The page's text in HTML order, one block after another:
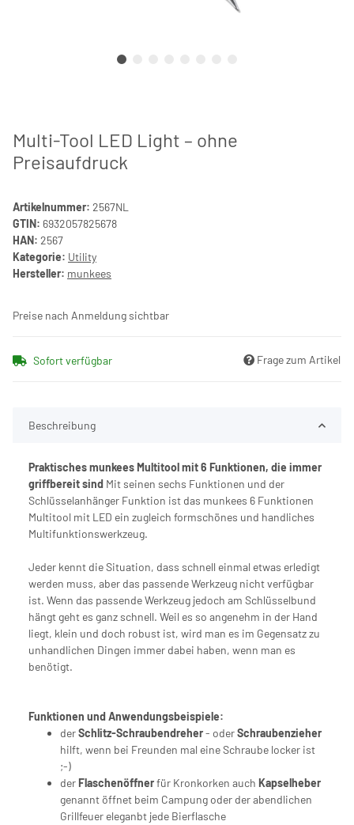
Multi-Tool LED Light – ohne
Preisaufdruck
Artikelnummer: 2567NL
GTIN: 6932057825678
HAN: 2567
Kategorie: Utility
Hersteller: munkees
Preise nach Anmeldung sichtbar
Sofort verfügbar Frage zum Artikel
Beschreibung
Praktisches munkees Multitool mit 6 Funktionen, die immer
griffbereit sind Mit seinen sechs Funktionen und der
Schlüsselanhänger Funktion ist das munkees 6 Funktionen
Multitool mit LED ein zugleich formschönes und handliches
Multifunktionswerkzeug.
Jeder kennt die Situation, dass schnell einmal etwas erledigt
werden muss, aber das passende Werkzeug nicht verfügbar
ist. Wenn das passende Werkzeug jedoch am Schlüsselbund
hängt geht es ganz schnell. Weil es so angenehm in der Hand
liegt, klein und doch robust ist, wird man es im Gegensatz zu
unhandlichen Dingen immer dabei haben, wenn man es
benötigt.
Funktionen und Anwendungsbeispiele:
derSchlitz-Schraubendreher- oderSchraubenzieher
hilft, wenn bei Freunden mal eine Schraube locker ist
;-)
derFlaschenöffnerfür Kronkorken auch Kapselheber
genannt öffnet beim Campung oder der abendlichen
Grillfeuer eleganbt jede Bierflasche